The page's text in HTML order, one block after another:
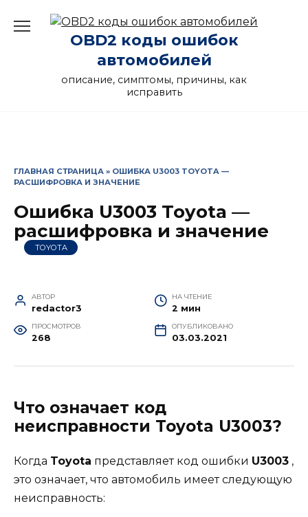
содержаниюOBD2 коды ошибок
автомобилей
описание, симптомы, причины, как
исправить
ГЛАВНАЯ СТРАНИЦА » ОШИБКА U3003 TOYOTA —
РАСШИФРОВКА И ЗНАЧЕНИЕ
Ошибка U3003 Toyota —
расшифровка и значение
TOYOTA
АВТОР
redactor3
НА ЧТЕНИЕ
2 мин
ПРОСМОТРОВ
268
ОПУБЛИКОВАНО
03.03.2021
Что означает код
неисправности Toyota U3003?
Когда Toyota представляет код ошибки U3003 ,
это означает, что автомобиль имеет следующую
неисправность: